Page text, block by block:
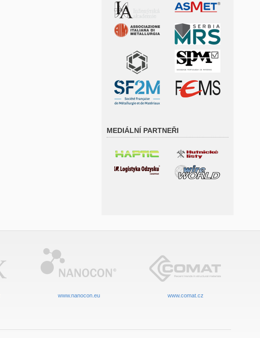
MEDIÁLNÍ PARTNEŘI
www.nanocon.eu www.comat.cz